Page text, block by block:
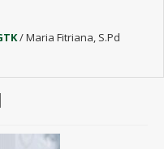
/Maria Fitriana, S.Pd